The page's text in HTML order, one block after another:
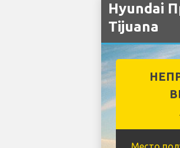
Hyundai
Tijuana